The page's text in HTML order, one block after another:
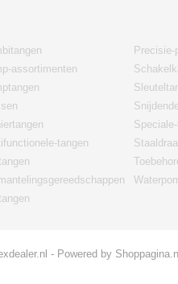
assortimenten
tangen
Precisie-
- Powered by Shoppagina.nl